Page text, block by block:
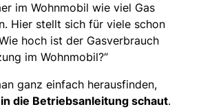
im Wohnmobil wie viel Gas
Hier stellt sich für viele schon
hoch ist der Gasverbrauch
im Wohnmobil?“
ganz einfach herausfinden,
in die Betriebsanleitung schaut.